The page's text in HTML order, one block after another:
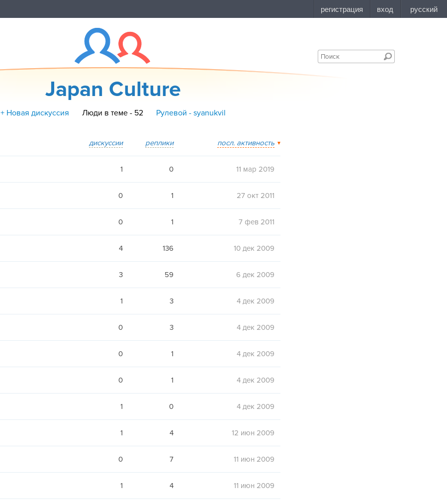
Japan Culture
+ Новая дискуссия Люди в теме - 52 Рулевой - syanukvil
дискуссии реплики посл. активность
1 0 11 мар 2019
0 1 27 окт 2011
0 1 7 фев 2011
4 136 10 дек 2009
3 59 6 дек 2009
1 3 4 дек 2009
0 3 4 дек 2009
0 1 4 дек 2009
0 1 4 дек 2009
1 0 4 дек 2009
1 4 12 июн 2009
0 7 11 июн 2009
1 4 11 июн 2009